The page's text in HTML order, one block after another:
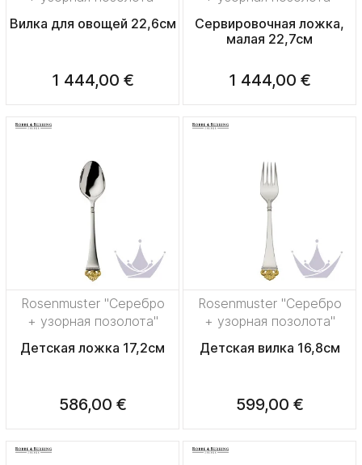
Вилка для овощей 22,6см
1 444,00 €
Сервировочная ложка,
малая 22,7см
1 444,00 €
Rosenmuster "Серебро
+ узорная позолота"
Детская ложка 17,2см
586,00 €
Rosenmuster "Серебро
+ узорная позолота"
Детская вилка 16,8см
599,00 €